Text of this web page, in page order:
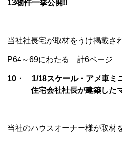
13物件一挙公開‼
当社社長宅が取材をうけ掲載さ
P64～69にわたる 計6ページ
10・ 1/18スケール・アメ車ミ
住宅会社社長が建築した
当社のハウスオーナー様が取材